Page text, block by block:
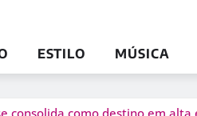
ESTILO MÚSICA
consolida como destino em